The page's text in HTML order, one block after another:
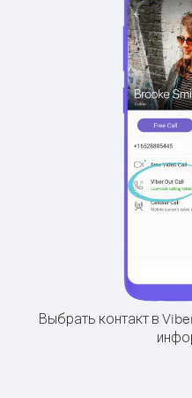
Выбрать контакт в